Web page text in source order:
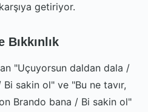
getiriyor.
Bıkkınlık
"Uçuyorsun daldan dala /
sakin ol" ve "Bu ne tavır,
Brando bana / Bi sakin ol"